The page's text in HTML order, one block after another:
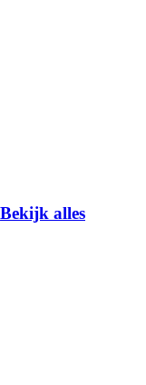
Bekijk alles